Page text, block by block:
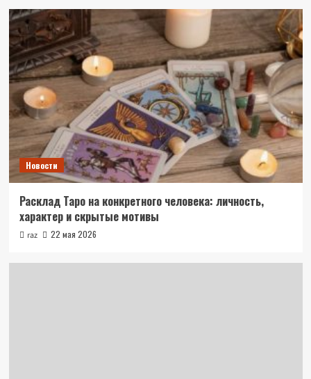
Новости
Расклад Таро на конкретного человека: личность,
характер и скрытые мотивы
raz 22 мая 2026